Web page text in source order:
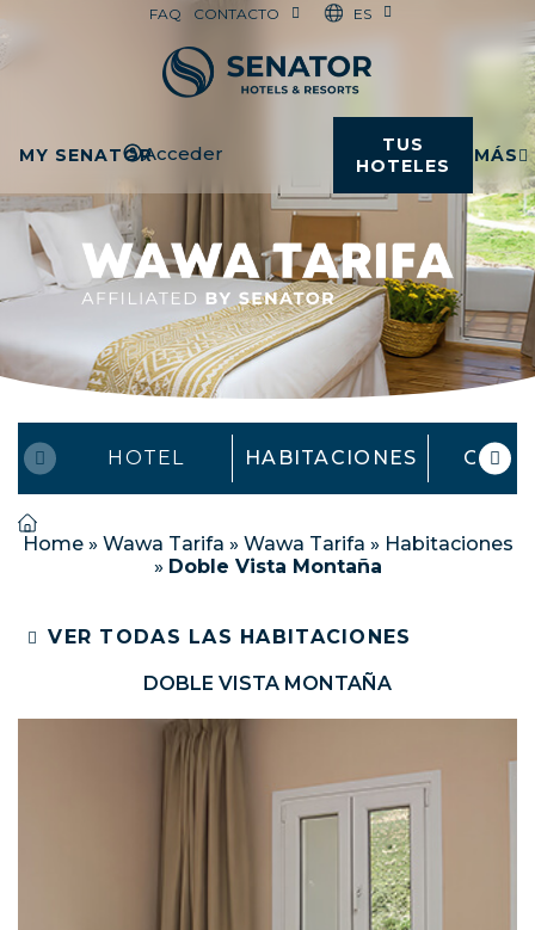
FAQ CONTACTO ES
MY SENATORAcceder
TUS
HOTELES
MÁS
HOTEL HABITACIONES
Home» Wawa Tarifa » Wawa Tarifa » Habitaciones
» Doble Vista Montaña
VER TODAS LAS HABITACIONES
DOBLE VISTA MONTAÑA